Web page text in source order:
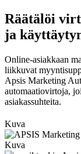
Räätälöi
ja
Online-asiakkaan
liikkuvat
Apsis Marketing
automaatiovirtoja,
asiakassuhteita.
Kuva
Kuva